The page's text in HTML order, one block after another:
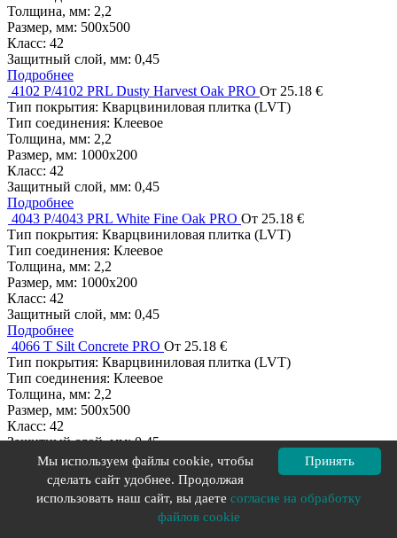
Толщина, мм: 2,2
Размер, мм: 500x500
Класс: 42
Защитный слой, мм: 0,45
Подробнее
4102 P/4102 PRL Dusty Harvest Oak PRO От 25.18 €
Тип покрытия: Кварцвиниловая плитка (LVT)
Тип соединения: Клеевое
Толщина, мм: 2,2
Размер, мм: 1000x200
Класс: 42
Защитный слой, мм: 0,45
Подробнее
4043 P/4043 PRL White Fine Oak PRO От 25.18 €
Тип покрытия: Кварцвиниловая плитка (LVT)
Тип соединения: Клеевое
Толщина, мм: 2,2
Размер, мм: 1000x200
Класс: 42
Защитный слой, мм: 0,45
Подробнее
4066 T Silt Concrete PRO От 25.18 €
Тип покрытия: Кварцвиниловая плитка (LVT)
Тип соединения: Клеевое
Толщина, мм: 2,2
Размер, мм: 500x500
Класс: 42
Защитный слой, мм: 0,45
Подробнее
4123 T Charcoal Imprint Concrete PRO
От 25.18 €
Тип покрытия:
Кварцвиниловая плитка (LVT)
Тип соединения: Клеевое
Принять
Мы используем файлы cookie, чтобы
сделать сайт удобнее. Продолжая
использовать наш сайт, вы даете согласие на обработку
файлов cookie